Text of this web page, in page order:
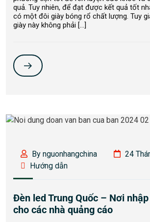
quả. Tuy nhiên, để đạt được kết quả tốt
có một đôi giày bóng rổ chất lượng. Tuy
giày này không phải […]
By nguonhangchina
24
Hướng dẫn
Đèn led Trung Quốc – Nơi
cho các nhà quảng cáo